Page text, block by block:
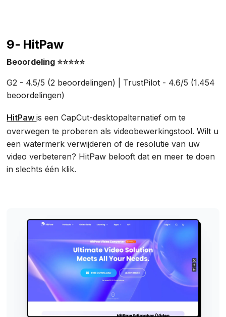
9- HitPaw
Beoordeling ⭐⭐⭐⭐⭐
G2 - 4.5/5 (2 beoordelingen) | TrustPilot - 4.6/5 (1.454
beoordelingen)
HitPawis een CapCut-desktopalternatief om te
overwegen te proberen als videobewerkingstool. Wilt u
een watermerk verwijderen of de resolutie van uw
video verbeteren? HitPaw belooft dat en meer te doen
in slechts één klik.